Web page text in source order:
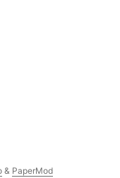
& PaperMod